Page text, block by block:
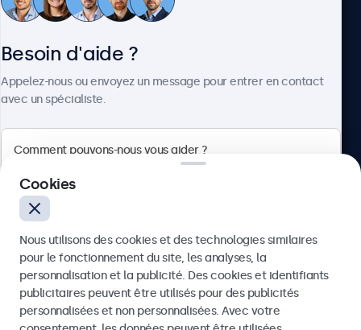
Service client
4.8/5 noté par 5000+ entreprises
Français
Besoin d'aide ?
Appelez-nous ou envoyez un message pour entrer en contact
avec un spécialiste.
Envoyer
Cookies
Nous utilisons des cookies et des technologies similaires
pour le fonctionnement du site, les analyses, la
personnalisation et la publicité. Des cookies et identifiants
publicitaires peuvent être utilisés pour des publicités
personnalisées et non personnalisées. Avec votre